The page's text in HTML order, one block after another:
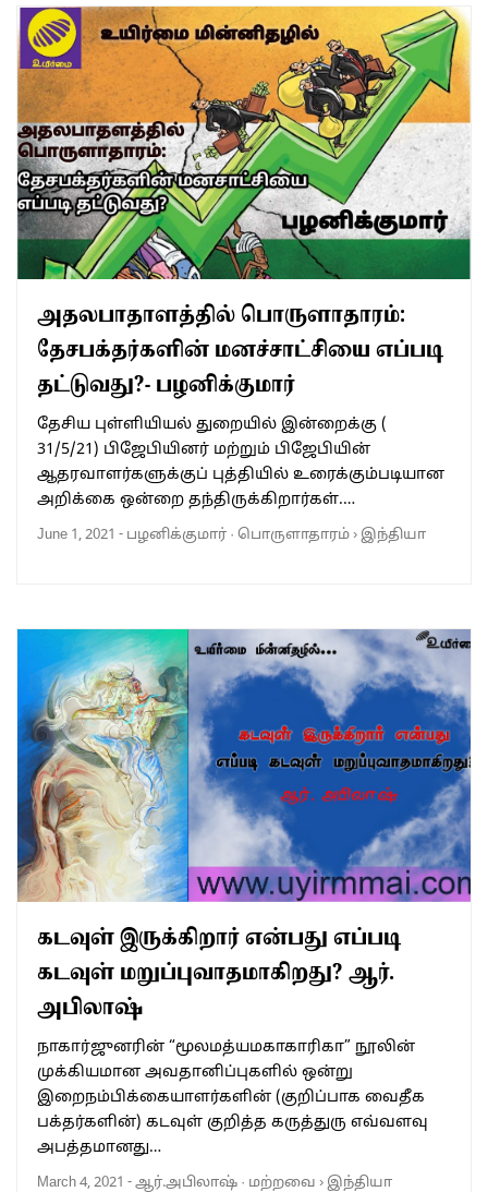
அதலபாதாளத்தில் பொருளாதாரம்:
தேசபக்தர்களின் மனச்சாட்சியை எப்படி
தட்டுவது?- பழனிக்குமார்
தேசிய புள்ளியியல் துறையில் இன்றைக்கு (
31/5/21) பிஜேபியினர் மற்றும் பிஜேபியின்
ஆதரவாளர்களுக்குப் புத்தியில் உரைக்கும்படியான
அறிக்கை ஒன்றை தந்திருக்கிறார்கள்.…
June 1, 2021 - பழனிக்குமார் · பொருளாதாரம்› இந்தியா
கடவுள் இருக்கிறார் என்பது எப்படி
கடவுள் மறுப்புவாதமாகிறது? ஆர்.
அபிலாஷ்
நாகார்ஜுனரின் “மூலமத்யமகாகாரிகா” நூலின்
முக்கியமான அவதானிப்புகளில் ஒன்று
இறைநம்பிக்கையாளர்களின் (குறிப்பாக வைதீக
பக்தர்களின்) கடவுள் குறித்த கருத்துரு எவ்வளவு
அபத்தமானது…
March 4, 2021 -ஆர்.அபிலாஷ் · மற்றவை › இந்தியா